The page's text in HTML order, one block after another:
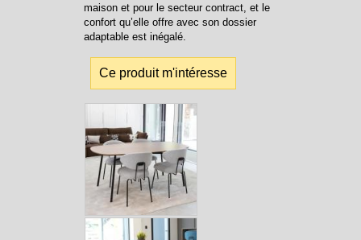
maison et pour le secteur contract, et le
confort qu’elle offre avec son dossier
adaptable est inégalé.
Ce produit m'intéresse